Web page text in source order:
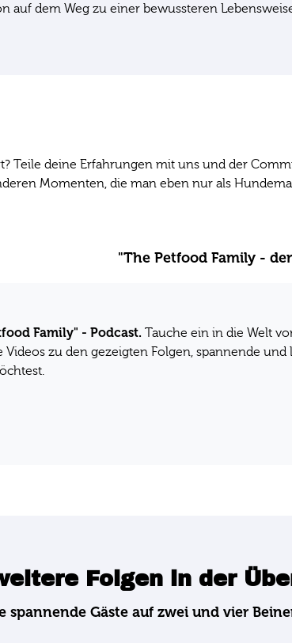
auf dem Weg zu einer bewussteren
Teile deine Erfahrungen mit uns und der
Momenten, die man eben nur als
"The Petfood Family -
Family" - Podcast. Tauche ein in die Welt
zu den gezeigten Folgen, spannende
Folgen in der
spannende Gäste auf zwei und vier